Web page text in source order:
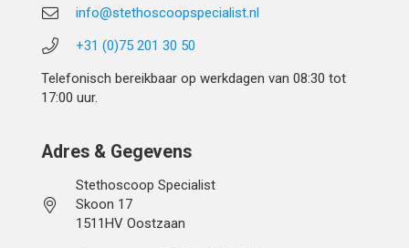
info@stethoscoopspecialist.nl
+31 (0)75 201 30 50
Telefonisch bereikbaar op werkdagen van 08:30 tot
17:00 uur.
Adres & Gegevens
Stethoscoop Specialist
Skoon 17
1511HV Oostzaan